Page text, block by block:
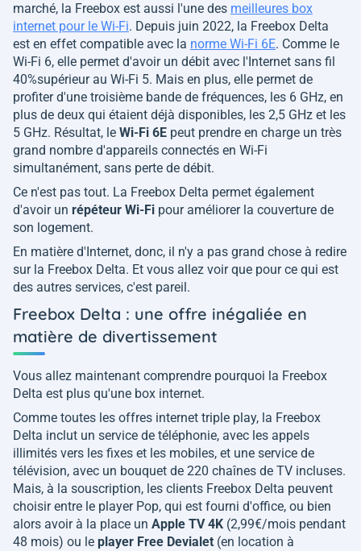
marché, la Freebox est aussi l'une des meilleures box
internet pour le Wi-Fi. Depuis juin 2022, la Freebox Delta
est en effet compatible avec la norme Wi-Fi 6E. Comme le
Wi-Fi 6, elle permet d'avoir un débit avec l'Internet sans fil
40%supérieur au Wi-Fi 5. Mais en plus, elle permet de
profiter d'une troisième bande de fréquences, les 6 GHz, en
plus de deux qui étaient déjà disponibles, les 2,5 GHz et les
5 GHz. Résultat, le Wi-Fi 6E peut prendre en charge un très
grand nombre d'appareils connectés en Wi-Fi
simultanément, sans perte de débit.
Ce n'est pas tout. La Freebox Delta permet également
d'avoir un répéteur Wi-Fi pour améliorer la couverture de
son logement.
En matière d'Internet, donc, il n'y a pas grand chose à redire
sur la Freebox Delta. Et vous allez voir que pour ce qui est
des autres services, c'est pareil.
Freebox Delta : une offre inégaliée en
matière de divertissement
Vous allez maintenant comprendre pourquoi la Freebox
Delta est plus qu'une box internet.
Comme toutes les offres internet triple play, la Freebox
Delta inclut un service de téléphonie, avec les appels
illimités vers les fixes et les mobiles, et une service de
télévision, avec un bouquet de 220 chaînes de TV incluses.
Mais, à la souscription, les clients Freebox Delta peuvent
choisir entre le player Pop, qui est fourni d'office, ou bien
alors avoir à la place un Apple TV 4K (2,99€/mois pendant
48 mois) ou le player Free Devialet (en location à